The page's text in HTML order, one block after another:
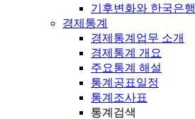
기후변화와 한국은행
경제통계
경제통계업무 소개
경제통계 개요
주요통계 해설
통계공표일정
통계조사표
통계검색